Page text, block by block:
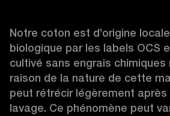
Notre coton est d’origine
biologique par les labels OCS
cultivé sans engrais chimiques
raison de la nature de cette
peut rétrécir légèrement après
lavage. Ce phénomène peut